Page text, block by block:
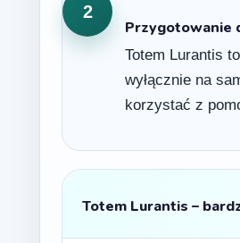
2
Przygotowanie
Totem Lurantis
wyłącznie na
korzystać z
Totem Lurantis –